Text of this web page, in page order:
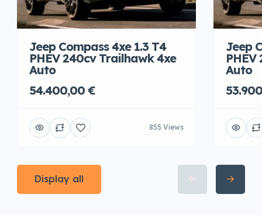
Jeep Compass 4xe 1.3 T4
PHEV 240cv Trailhawk 4xe
Auto
54.400,00 €
855 Views
Jeep
Auto
Display all